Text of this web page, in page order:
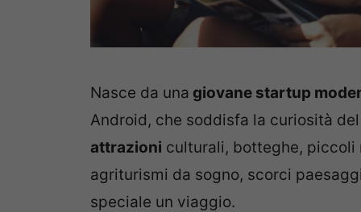
Nasce da una giovane startup
Android, che soddisfa la curiosità
attrazioni culturali, botteghe, piccoli
agriturismi da sogno, scorci
speciale un viaggio.